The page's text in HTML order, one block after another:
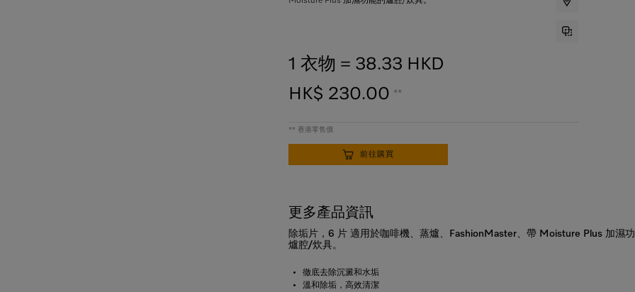
1 衣物 = 38.33 HKD
HK$ 230.00 **
前往購買
** 香港零售價
更多產品資訊
除垢片，6 片 適用於咖啡機、蒸爐、FashionMaster、帶 Moisture Plus 加濕
爐腔/炊具。
徹底去除沉澱和水垢
溫和除垢，高效清潔